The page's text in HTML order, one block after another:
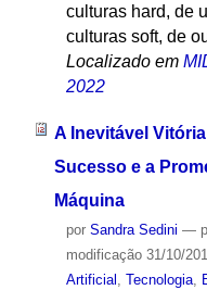
culturas hard, de
culturas soft, de
Localizado em
2022
A Inevitável
Sucesso e a
Máquina
por Sandra Sedini —
modificação31/10/
Artificial
Tecnologia,